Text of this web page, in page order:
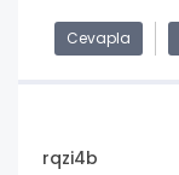
Cevapla
rqzi4b